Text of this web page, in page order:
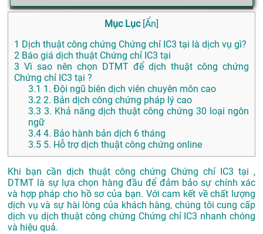
Mục Lục [Ẩn]
1 Dịch thuật công chứng Chứng chỉ IC3 tại là dịch vụ gì?
2 Báo giá dịch thuật Chứng chỉ IC3 tại
3 Vì sao nên chọn DTMT để dịch thuật công chứng
Chứng chỉ IC3 tại ?
3.1 1. Đội ngũ biên dịch viên chuyên môn cao
3.2 2. Bản dịch công chứng pháp lý cao
3.3 3. Khả năng dịch thuật công chứng 30 loại ngôn
ngữ
3.4 4. Bảo hành bản dịch 6 tháng
3.5 5. Hỗ trợ dịch thuật công chứng online
Khi bạn cần dịch thuật công chứng Chứng chỉ IC3 tại ,
DTMT là sự lựa chọn hàng đầu để đảm bảo sự chính xác
và hợp pháp cho hồ sơ của bạn. Với cam kết về chất lượng
dịch vụ và sự hài lòng của khách hàng, chúng tôi cung cấp
dịch vụ dịch thuật công chứng Chứng chỉ IC3 nhanh chóng
và hiệu quả.